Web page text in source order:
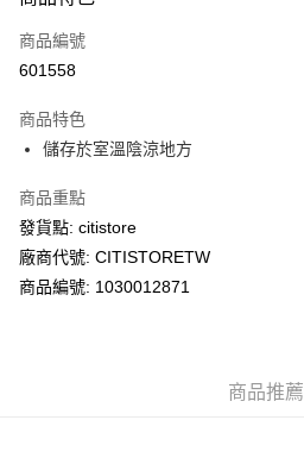
信用卡
AlipayHK
WeChat Pay
送貨方式
送貨上門 (不支援順豐自取點及智能櫃)
商品編號
601558
商品特色
儲存於室溫陰涼地方
商品重點
發貨點: citistore
廠商代號: CITISTORETW
商品編號: 1030012871
商品推薦